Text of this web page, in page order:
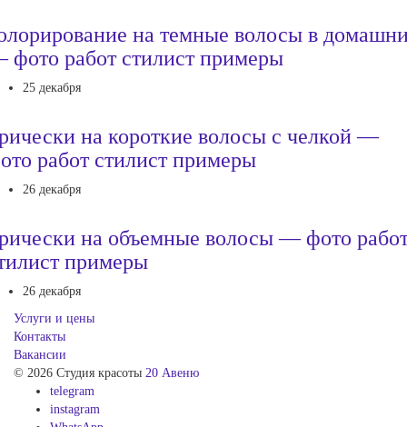
на темные волосы в
работ стилист примеры
25 декабря
на короткие волосы с челкой —
работ стилист примеры
26 декабря
на объемные волосы — фото
примеры
26 декабря
Услуги и цены
Контакты
Вакансии
© 2026 Студия красоты 20 Авеню
telegram
instagram